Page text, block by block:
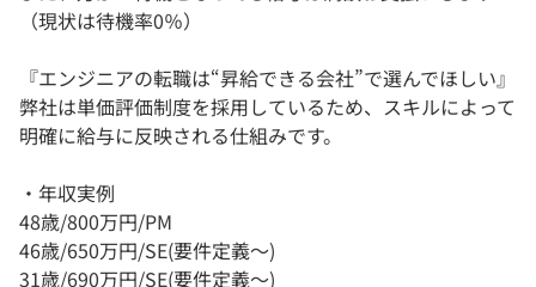
（現状は待機率0％）
『エンジニアの転職は“昇給できる会社”で選んでほしい』
弊社は単価評価制度を採用しているため、スキルによって
明確に給与に反映される仕組みです。
・年収実例
48歳/800万円/PM
46歳/650万円/SE(要件定義～)
31歳/690万円/SE(要件定義～)